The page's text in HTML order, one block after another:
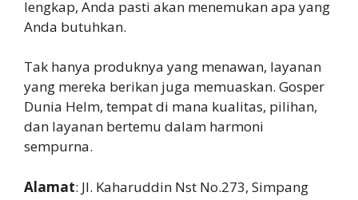
lengkap, Anda pasti akan menemukan apa yang
Anda butuhkan.
Tak hanya produknya yang menawan, layanan
yang mereka berikan juga memuaskan. Gosper
Dunia Helm, tempat di mana kualitas, pilihan,
dan layanan bertemu dalam harmoni
sempurna.
Alamat: Jl. Kaharuddin Nst No.273, Simpang